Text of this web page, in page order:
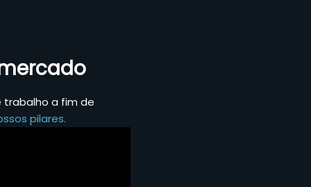
trabalho a fim de
pilares.